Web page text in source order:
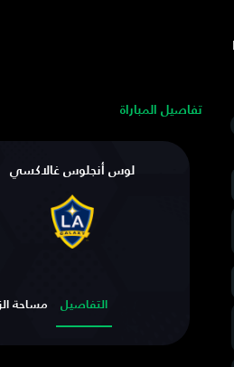
تفاصيل المباراة
لوس أنجلوس غالاكسي
التفاصيل مساحة